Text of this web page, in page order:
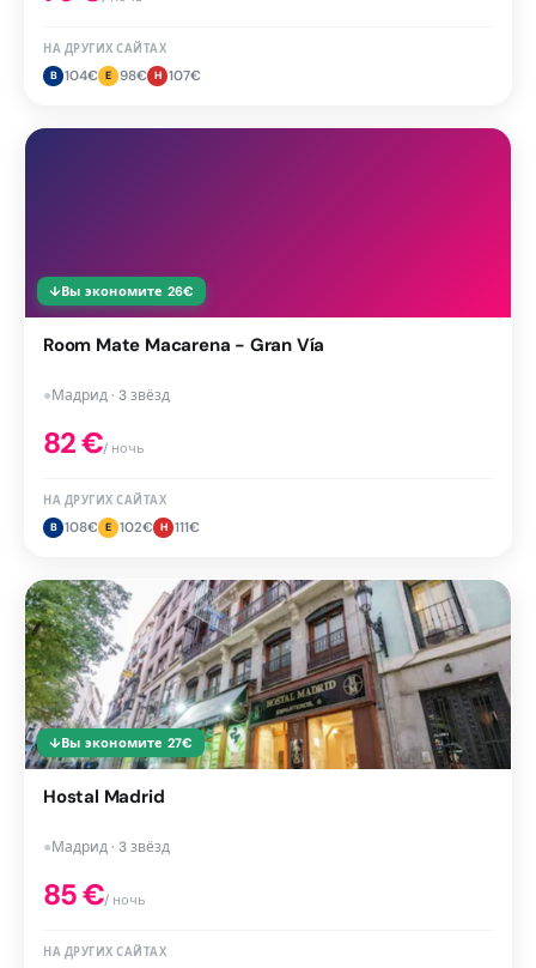
НА ДРУГИХ САЙТАХ
B 104€ E 98€ H 107€
↓Вы экономите 26€
Room Mate Macarena - Gran Vía
●Мадрид · 3 звёзд
82€/ ночь
НА ДРУГИХ САЙТАХ
B 108€ E 102€ H 111€
↓Вы экономите 27€
Hostal Madrid
●Мадрид · 3 звёзд
85€/ ночь
НА ДРУГИХ САЙТАХ